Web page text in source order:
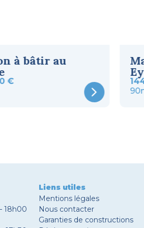
à bâtir au
€
18h00
Liens utiles
Mentions légales
Nous contacter
Garanties de constructions